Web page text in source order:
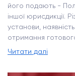
його подають -
іншої юрисдикції.
установи,
отримання
Читати далі